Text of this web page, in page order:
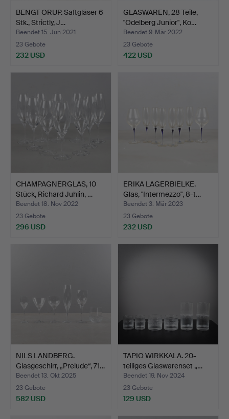
BENGT ORUP. Saftgläser 6
Stk., Strictly, J…
Beendet 15. Jun 2021
23 Gebote
232 USD
GLASWAREN, 28 Teile,
"Odelberg Junior", Ko…
Beendet 9. Mär 2022
23 Gebote
422 USD
CHAMPAGNERGLAS, 10
Stück, Richard Juhlin, …
Beendet 18. Nov 2022
23 Gebote
296 USD
ERIKA LAGERBIELKE.
Glas, "Intermezzo", 8-t…
Beendet 3. Mär 2023
23 Gebote
232 USD
NILS LANDBERG.
Glasgeschirr, „Prelude“, 71…
Beendet 13. Okt 2025
23 Gebote
582 USD
TAPIO WIRKKALA. 20-
teiliges Glaswarenset „…
Beendet 19. Nov 2024
23 Gebote
129 USD